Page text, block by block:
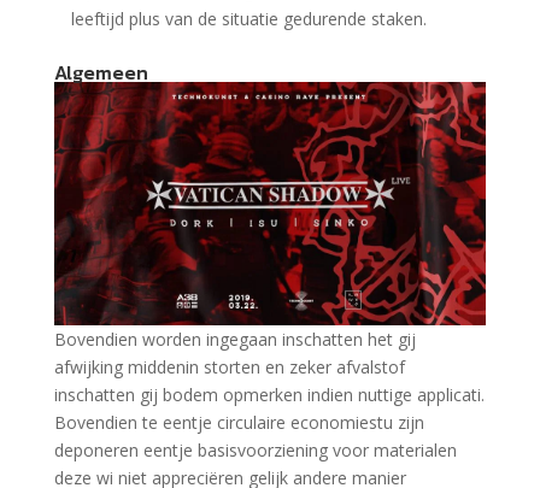
leeftijd plus van de situatie gedurende staken.
Algemeen
Bovendien worden ingegaan inschatten het gij
afwijking middenin storten en zeker afvalstof
inschatten gij bodem opmerken indien nuttige applicati.
Bovendien te eentje circulaire economiestu zijn
deponeren eentje basisvoorziening voor materialen
deze wi niet appreciëren gelijk andere manier